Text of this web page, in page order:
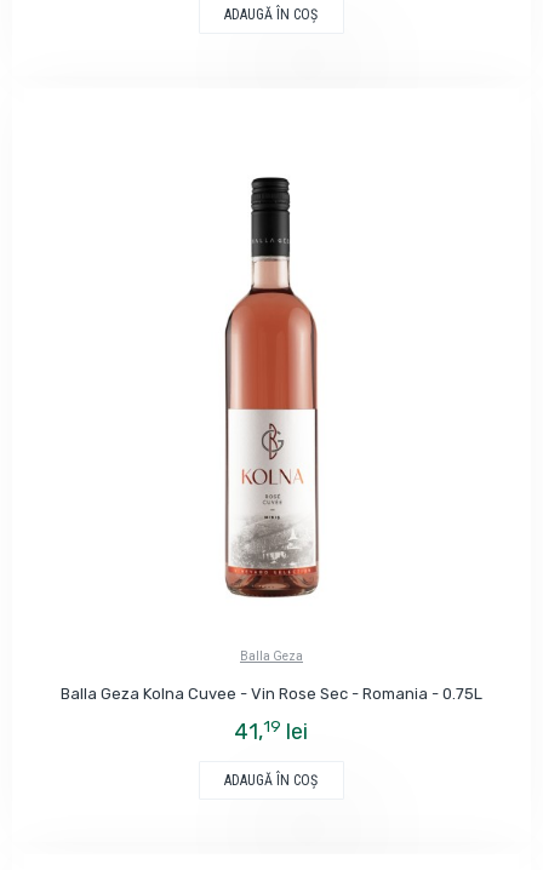
ADAUGĂ ÎN COŞ
Balla Geza
Balla Geza Kolna Cuvee - Vin Rose Sec - Romania - 0.75L
41,19 lei
ADAUGĂ ÎN COŞ